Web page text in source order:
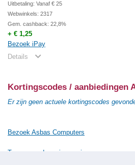
Uitbetaling: Vanaf € 25
Webwinkels: 2317
Gem. cashback: 22,8%
+ € 1,25
Bezoek iPay
Details
Kortingscodes / aanbiedingen
Er zijn geen actuele kortingscodes
Bezoek Asbas Computers
Terug naar de vorige pagina